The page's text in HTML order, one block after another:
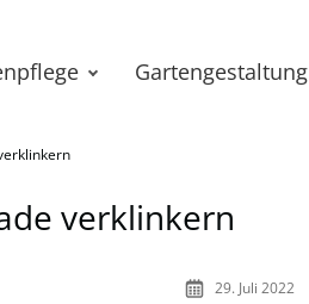
Gartengestaltung
verklinkern
29. Juli 2022